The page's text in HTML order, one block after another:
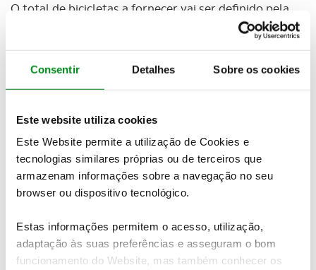
Consentir Detalhes Sobre os cookies
Este website utiliza cookies
Este Website permite a utilização de Cookies e
tecnologias similares próprias ou de terceiros que
armazenam informações sobre a navegação no seu
browser ou dispositivo tecnológico.
Estas informações permitem o acesso, utilização,
adaptação às suas preferências e asseguram o bom
funcionamento do Website, mas também conhecer os
O total de bicicletas a fornecer vai ser definido pela
está já acordada a
entrega de pelo menos 400 bicicletas este ano.
modelo que o atual.
do que o fornecimento de bicicletas novas: “o
eventual fornecimento de peças para manutenção”
do sistema de bicicletas públicas partilhadas da
cidade de Lisboa também está contemplado. Dos
4,3 milhões, cerca de 3,9 milhões estão reservados
para bicicletas novas, e cerca de 393,8 mil euros
guiadores, guarda-lamas, cabos ou iluminação.
Newsletter Revista